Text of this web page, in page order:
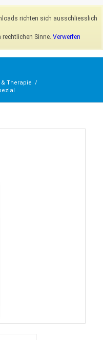
richten sich ausschliesslich
Sinne. Verwerfen
Konto
& Therapie /